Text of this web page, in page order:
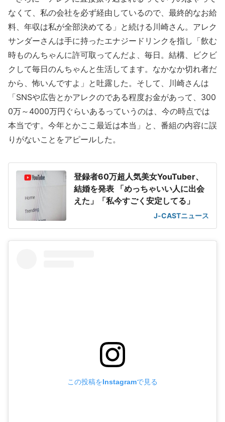
なくて、私の会社を必ず経由しているので、最終的なお給
料、年収は私が全部決めてる」と続ける川崎さん。アレク
サンダーさんは手に持ったエナジードリンクを指し「飲む
時ものんちゃんに許可取ってんだよ、毎日。結構、ビクビ
クして毎日のんちゃんと生活してます。なかなか切れ者だ
から、怖いんですよ」と吐露した。そして、川崎さんは
「SNSや広告とかアレクのである程度お金があって、300
0万～4000万円ぐらいあるっていうのは、今の時点では
本当です。今年とかここ最近は本当」と、番組の内容に誤
りがないことをアピールした。
登録者60万超人気美女YouTuber、
結婚を発表 「めっちゃいい人に出会
えた」「私今すごく安定してる」
J-CASTニュース
この投稿をInstagramで見る